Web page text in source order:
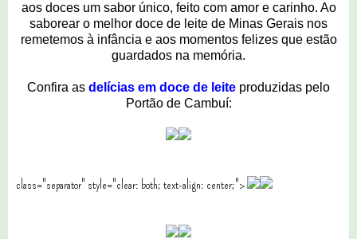
aos doces um sabor único, feito com amor e carinho. Ao
saborear o melhor doce de leite de Minas Gerais nos
remetemos à infância e aos momentos felizes que estão
guardados na memória.
Confira as delícias em doce de leite produzidas pelo
Portão de Cambuí:
class="separator" style="clear: both; text-align: center;">